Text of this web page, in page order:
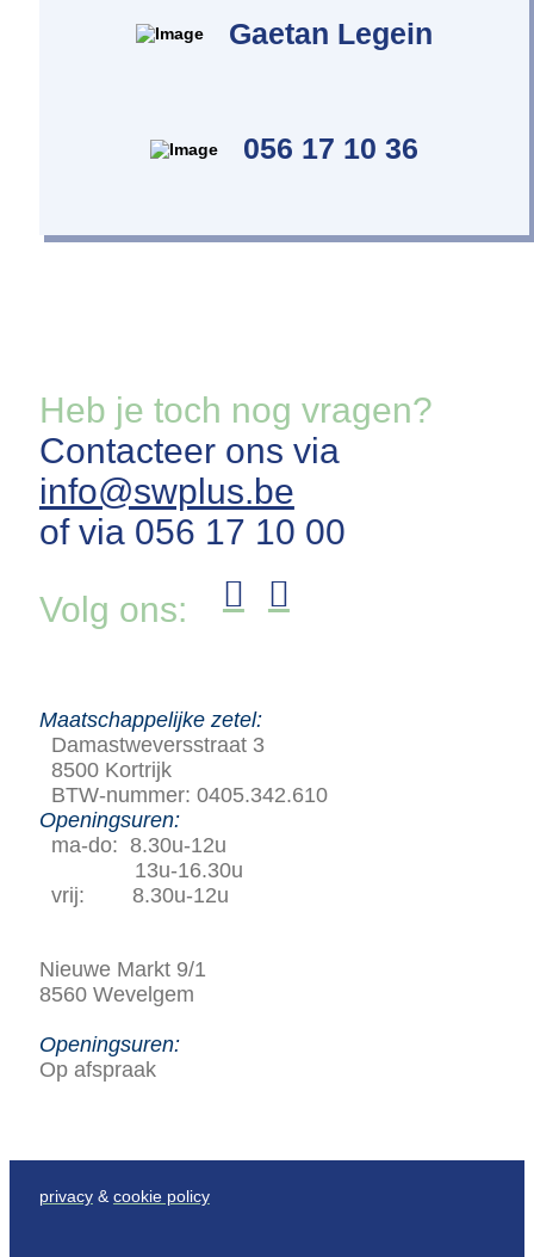
Gaetan Legein
056 17 10 36
Heb je toch nog vragen?
Contacteer ons via
info@swplus.be
of via 056 17 10 00
Volg ons:
Maatschappelijke zetel:
Damastweversstraat 3
8500 Kortrijk
BTW-nummer: 0405.342.610
Openingsuren:
ma-do: 8.30u-12u
13u-16.30u
vrij: 8.30u-12u
Nieuwe Markt 9/1
8560 Wevelgem
Openingsuren:
Op afspraak
privacy& cookie policy